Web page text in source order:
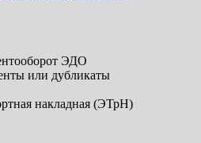
ЭДО
или дубликаты
накладная (ЭТрН)